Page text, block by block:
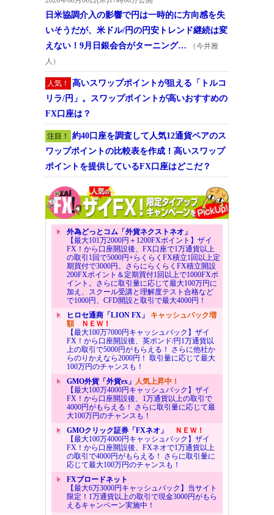
日米協調介入の影響で円は一時的に方向感を失
いそうだが、米ドル/円の円安トレンド継続は変
えない！9月日銀会合がターニング…
（今井雅
人）
人気！
高いスワップポイントが狙える「トルコ
リラ/円」。スワップポイントが高いおすすめの
FX口座は？
注目！
約40口座を調査して人気12通貨ペアのス
ワップポイントの比較表を作成！高いスワップ
ポイントを提供しているFX口座はどこだ？
外為どっとコム「外貨ネクストネオ」
【最大101万2000円＋1200FXポイント】ザイ
FX！から口座開設後、FX口座で1万通貨以上
の取引1回で5000円+らくらくFX積立1回以上定
期買付で3000円。さらにらくらくFX積立開設
200FXポイント＆定期買付1回以上で1000FXポ
イント。さらに取引量に応じて最大100万円に
加え、スクール受講と理解度テスト合格など
で1000円、CFD開設と取引で最大4000円！
ヒロセ通商「LION FX」 キャッシュバック増
額ＮＥＷ！
【最大100万7000円キャッシュバック】ザイ
FX！から口座開設後、英ポンド/円1万通貨以
上の取引で5000円がもらえる！ さらに他社か
らのりかえなら2000円！ 取引量に応じて最大
100万円のチャンスも！
GMO外貨「外貨ex」 人気上昇中！
【最大100万4000円キャッシュバック】ザイ
FX！から口座開設後、1万通貨以上の取引で
4000円がもらえる！ さらに取引量に応じて最
大100万円のチャンスも！
GMOクリック証券「FXネオ」
ＮＥＷ！
【最大100万4000円キャッシュバック】ザイ
FX！から口座開設後、FXネオで1万通貨以上
の取引で4000円がもらえる！ さらに取引量に
応じて最大100万円のチャンスも！
FXブロードネット
【最大6万3000円キャッシュバック】当サイト
限定！1万通貨以上の取引で現金3000円がもら
えるキャンペーン実施中！